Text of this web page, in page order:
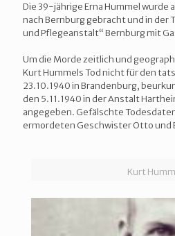
Die 39-jährige Erna Hummel wurde
nach Bernburg gebracht und in der
und Pflegeanstalt“ Bernburg mit
Um die Morde zeitlich und
Kurt Hummels Tod nicht für den
23.10.1940 in Brandenburg,
den 5.11.1940 in der Anstalt
angegeben. Gefälschte
ermordeten Geschwister Otto und
Kurt